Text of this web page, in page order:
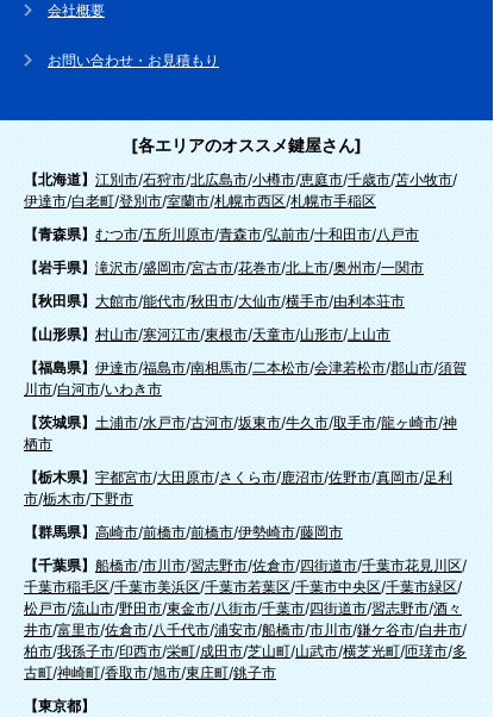
会社概要
お問い合わせ・お見積もり
[各エリアのオススメ鍵屋さん]
【北海道】 江別市/石狩市/北広島市/小樽市/恵庭市/千歳市/苫小牧市/
伊達市/白老町/登別市/室蘭市/札幌市西区/札幌市手稲区
【青森県】 むつ市/五所川原市/青森市/弘前市/十和田市/八戸市
【岩手県】 滝沢市/盛岡市/宮古市/花巻市/北上市/奥州市/一関市
【秋田県】 大館市/能代市/秋田市/大仙市/横手市/由利本荘市
【山形県】 村山市/寒河江市/東根市/天童市/山形市/上山市
【福島県】 伊達市/福島市/南相馬市/二本松市/会津若松市/郡山市/須賀
川市/白河市/いわき市
【茨城県】 土浦市/水戸市/古河市/坂東市/牛久市/取手市/龍ヶ崎市/神
栖市
【栃木県】 宇都宮市/大田原市/さくら市/鹿沼市/佐野市/真岡市/足利
市/栃木市/下野市
【群馬県】 高崎市/前橋市/前橋市/伊勢崎市/藤岡市
【千葉県】 船橋市/市川市/習志野市/佐倉市/四街道市/千葉市花見川区/
千葉市稲毛区/千葉市美浜区/千葉市若葉区/千葉市中央区/千葉市緑区/
松戸市/流山市/野田市/東金市/八街市/千葉市/四街道市/習志野市/酒々
井市/富里市/佐倉市/八千代市/浦安市/船橋市/市川市/鎌ケ谷市/白井市/
柏市/我孫子市/印西市/栄町/成田市/芝山町/山武市/横芝光町/匝瑳市/多
古町/神崎町/香取市/旭市/東庄町/銚子市
【東京都】